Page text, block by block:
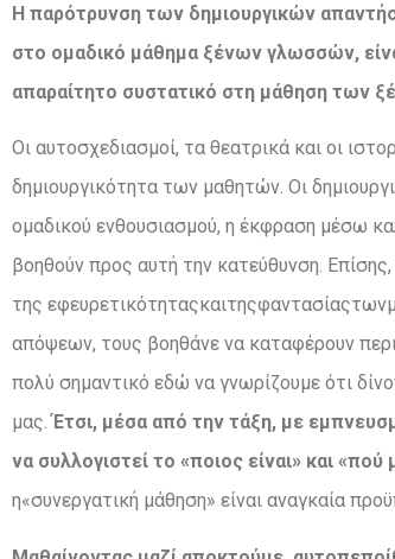
H παρότρυνση των δημιουργικών
στο ομαδικό μάθημα ξένων γλωσσών,
απαραίτητο συστατικό στη μάθηση των
Οι αυτοσχεδιασμοί, τα θεατρικά και οι
δημιουργικότητα των μαθητών. Οι
ομαδικού ενθουσιασμού, η έκφραση μέσω
βοηθούν προς αυτή την κατεύθυνση.
της
απόψεων, τους βοηθάνε να καταφέρουν
πολύ σημαντικό εδώ να γνωρίζουμε ότι
μας.Έτσι, μέσα από την τάξη, με
να συλλογιστεί το «ποιος είναι» και «πού
η«συνεργατική μάθηση» είναι αναγκαία